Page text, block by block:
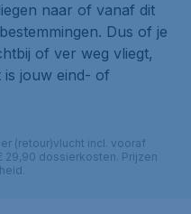
naar of vanaf dit
Dus of je
of ver weg vliegt,
jouw eind- of
(retour)vlucht incl. vooraf
29,90 dossierkosten. Prijzen